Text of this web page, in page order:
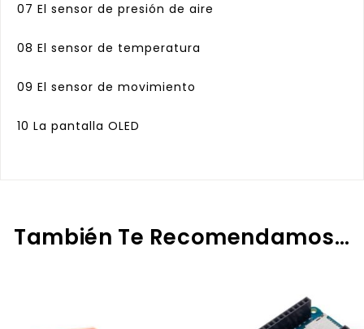
07 El sensor de presión de aire
08 El sensor de temperatura
09 El sensor de movimiento
10 La pantalla OLED
También Te Recomendamos…